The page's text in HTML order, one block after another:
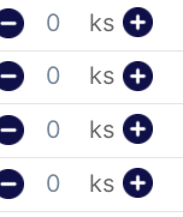
ks
ks
ks
ks